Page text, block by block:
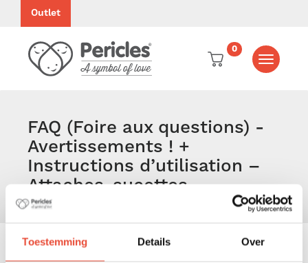
Toestemming Details Over
Outlet
0
Toggle
FAQ (Foire aux questions) -
Avertissements ! +
Instructions d’utilisation –
Attaches-sucettes